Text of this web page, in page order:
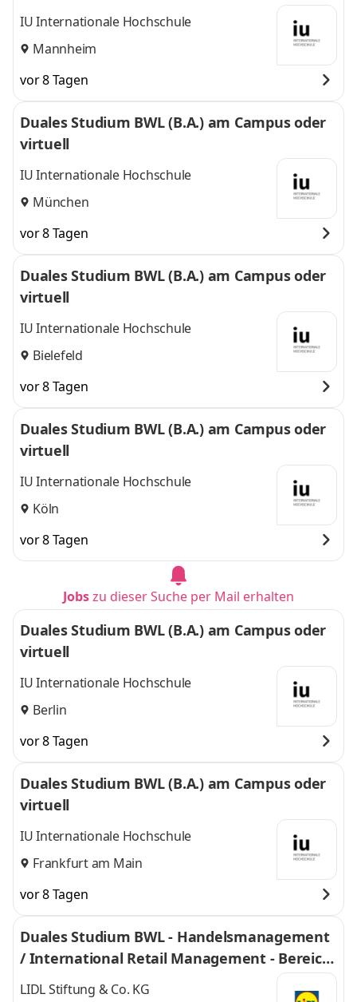
IU Internationale Hochschule
Mannheim
vor 8 Tagen
Duales Studium BWL (B.A.) am Campus oder
virtuell
IU Internationale Hochschule
München
vor 8 Tagen
Duales Studium BWL (B.A.) am Campus oder
virtuell
IU Internationale Hochschule
Bielefeld
vor 8 Tagen
Duales Studium BWL (B.A.) am Campus oder
virtuell
IU Internationale Hochschule
Köln
vor 8 Tagen
Jobszu dieser Suche per Mail erhalten
Duales Studium BWL (B.A.) am Campus oder
virtuell
IU Internationale Hochschule
Berlin
vor 8 Tagen
Duales Studium BWL (B.A.) am Campus oder
virtuell
IU Internationale Hochschule
Frankfurt am Main
vor 8 Tagen
Duales Studium BWL - Handelsmanagement
/ International Retail Management - Bereich
Einkauf 2027
LIDL Stiftung & Co. KG